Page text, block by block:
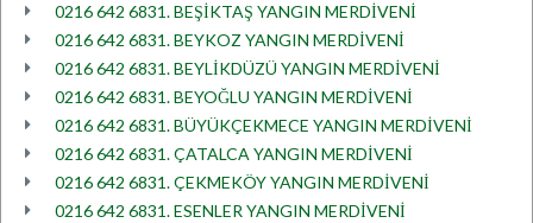
0216 642 6831. BEŞİKTAŞ YANGIN MERDİVENİ
0216 642 6831. BEYKOZ YANGIN MERDİVENİ
0216 642 6831. BEYLİKDÜZÜ YANGIN MERDİVENİ
0216 642 6831. BEYOĞLU YANGIN MERDİVENİ
0216 642 6831. BÜYÜKÇEKMECE YANGIN MERDİVENİ
0216 642 6831. ÇATALCA YANGIN MERDİVENİ
0216 642 6831. ÇEKMEKÖY YANGIN MERDİVENİ
0216 642 6831. ESENLER YANGIN MERDİVENİ